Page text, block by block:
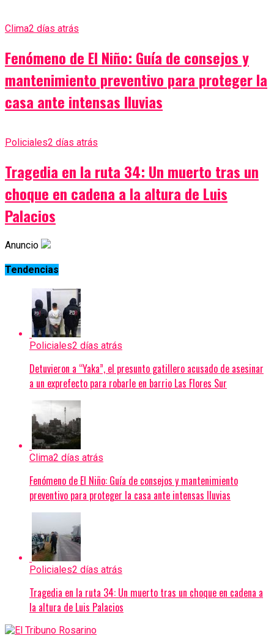
Clima2 días atrás
Fenómeno de El Niño: Guía de consejos y
mantenimiento preventivo para proteger la
casa ante intensas lluvias
Policiales2 días atrás
Tragedia en la ruta 34: Un muerto tras un
choque en cadena a la altura de Luis
Palacios
Anuncio
Tendencias
Policiales2 días atrás
Detuvieron a “Yaka”, el presunto gatillero acusado de asesinar
a un exprefecto para robarle en barrio Las Flores Sur
Clima2 días atrás
Fenómeno de El Niño: Guía de consejos y mantenimiento
preventivo para proteger la casa ante intensas lluvias
Policiales2 días atrás
Tragedia en la ruta 34: Un muerto tras un choque en cadena a
la altura de Luis Palacios